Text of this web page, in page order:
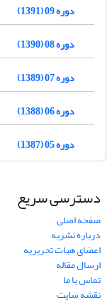
دوره 09 (1391)
دوره 08 (1390)
دوره 07 (1389)
دوره 06 (1388)
دوره 05 (1387)
دسترسی سریع
صفحه اصلی
درباره نشریه
اعضای هیات تحریریه
ارسال مقاله
تماس با ما
نقشه سایت